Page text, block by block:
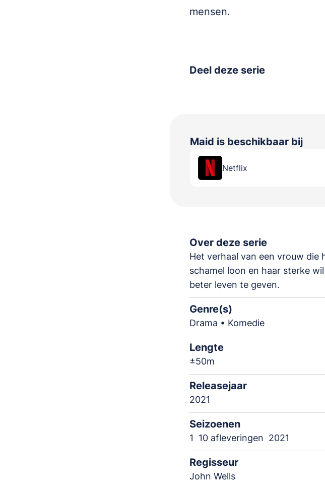
mensen.
Deel deze serie
Maid is beschikbaar bij
Netflix
Over deze serie
Het verhaal van een vrouw die
schamel loon en haar sterke
beter leven te geven.
Genre(s)
Drama • Komedie
Lengte
±50m
Releasejaar
2021
Seizoenen
1 10 afleveringen 2021
Regisseur
John Wells